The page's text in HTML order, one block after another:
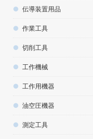
伝導装置用品
作業工具
切削工具
工作機械
工作用機器
油空圧機器
測定工具